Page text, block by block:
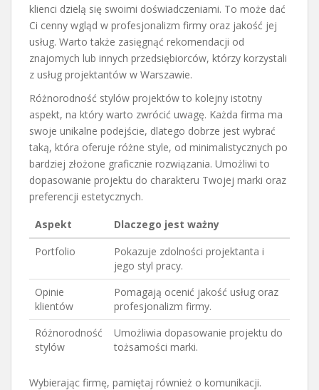
klienci dzielą się swoimi doświadczeniami. To może dać
Ci cenny wgląd w profesjonalizm firmy oraz jakość jej
usług. Warto także zasięgnąć rekomendacji od
znajomych lub innych przedsiębiorców, którzy korzystali
z usług projektantów w Warszawie.
Różnorodność stylów projektów to kolejny istotny
aspekt, na który warto zwrócić uwagę. Każda firma ma
swoje unikalne podejście, dlatego dobrze jest wybrać
taką, która oferuje różne style, od minimalistycznych po
bardziej złożone graficznie rozwiązania. Umożliwi to
dopasowanie projektu do charakteru Twojej marki oraz
preferencji estetycznych.
Aspekt
Dlaczego jest ważny
Portfolio
Pokazuje zdolności projektanta i
jego styl pracy.
Opinie
klientów
Pomagają ocenić jakość usług oraz
profesjonalizm firmy.
Różnorodność
stylów
Umożliwia dopasowanie projektu do
tożsamości marki.
Wybierając firmę, pamiętaj również o komunikacji.